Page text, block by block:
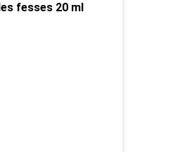
fesses 20 ml